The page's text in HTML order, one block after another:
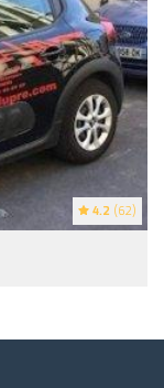
4.2 (62)